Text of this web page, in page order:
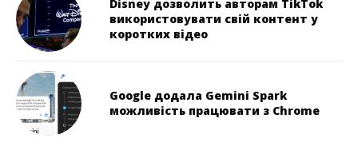
Disney дозволить авторам TikTok
використовувати свій контент у
коротких відео
Google додала Gemini Spark
можливість працювати з Chrome